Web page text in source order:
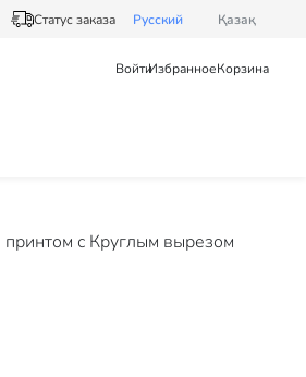
Статус заказа Pусский Қазақ
ВойтиИзбранноеКорзина
с Круглым вырезом